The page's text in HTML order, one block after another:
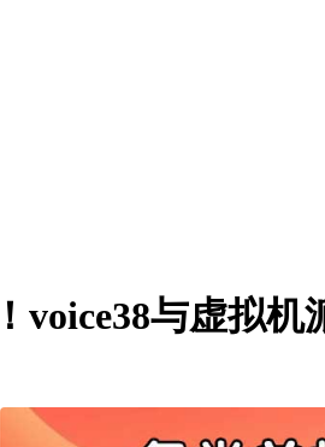
voice38与虚拟